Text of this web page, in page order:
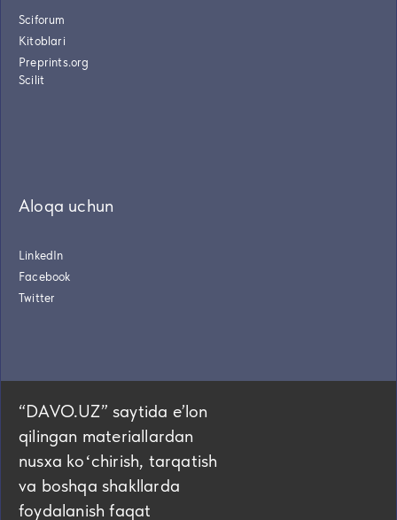
Sciforum
Kitoblari
Preprints.org
Scilit
Aloqa uchun
LinkedIn
Facebook
Twitter
“DAVO.UZ” saytida eʼlon
qilingan materiallardan
nusxa koʻchirish, tarqatish
va boshqa shakllarda
foydalanish faqat